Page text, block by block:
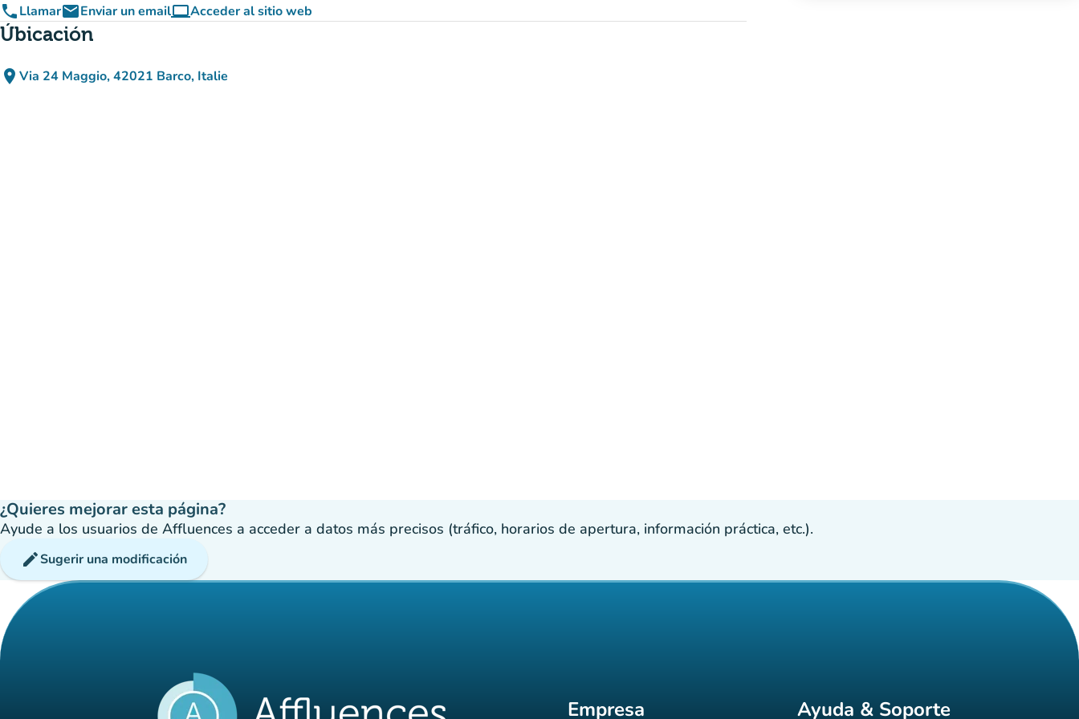
phoneLlamaremailEnviar un emailcomputerAcceder al sitio web
(nueva pestaña)
Úbicación
place Via 24 Maggio, 42021 Barco, Italie
(abrir en Google Maps)
(nueva pestaña)
¿Quieres mejorar esta página?
Ayude a los usuarios de Affluences a acceder a datos más precisos (tráfico, horarios de apertura, información práctica, etc.).
editSugerir una modificación
Empresa Ayuda & Soporte